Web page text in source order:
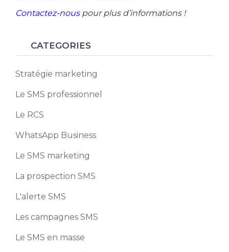
Contactez-nouspour plus d’informations !
CATEGORIES
Stratégie marketing
Le SMS professionnel
Le RCS
WhatsApp Business
Le SMS marketing
La prospection SMS
L'alerte SMS
Les campagnes SMS
Le SMS en masse